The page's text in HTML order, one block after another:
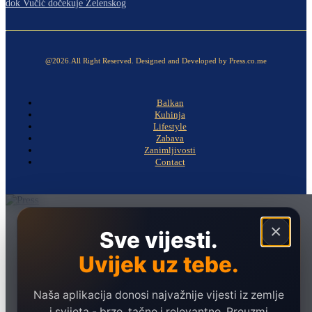
dok Vučić dočekuje Zelenskog
@2026.All Right Reserved. Designed and Developed by Press.co.me
Balkan
Kuhinja
Lifestyle
Zabava
Zanimljivosti
Contact
×
Sve vijesti.
Uvijek uz tebe.
Naša aplikacija donosi najvažnije vijesti iz zemlje
Ekonomija